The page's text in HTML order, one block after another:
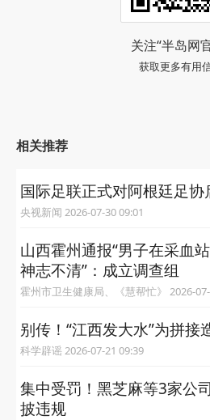
关注“半岛网
获取更多有用
相关推荐
国际足联正式对阿根廷足协
央视新闻 2026-07-30 09:01
山西霍州通报“男子在采血
神志不清”：成立调查组
霍州市卫生健康局、《
别传！“江西发大水”为拼接
科学辟谣 2026-07-21 09:39
集中受罚！黑芝麻等3家公
披违规